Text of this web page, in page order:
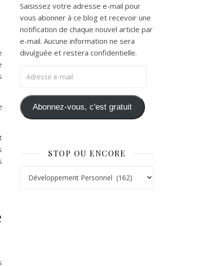
Saisissez votre adresse e-mail pour
vous abonner à ce blog et recevoir une
notification de chaque nouvel article par
e-mail. Aucune information ne sera
divulguée et restera confidentielle.
Abonnez-vous, c'est gratuit
STOP OU ENCORE